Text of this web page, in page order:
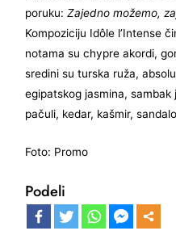
poruku:Zajedno možemo,
Kompoziciju Idôle l’Intense
notama su chypre akordi,
sredini su turska ruža,
egipatskog jasmina,
pačuli, kedar, kašmir,
Foto: Promo
Podeli